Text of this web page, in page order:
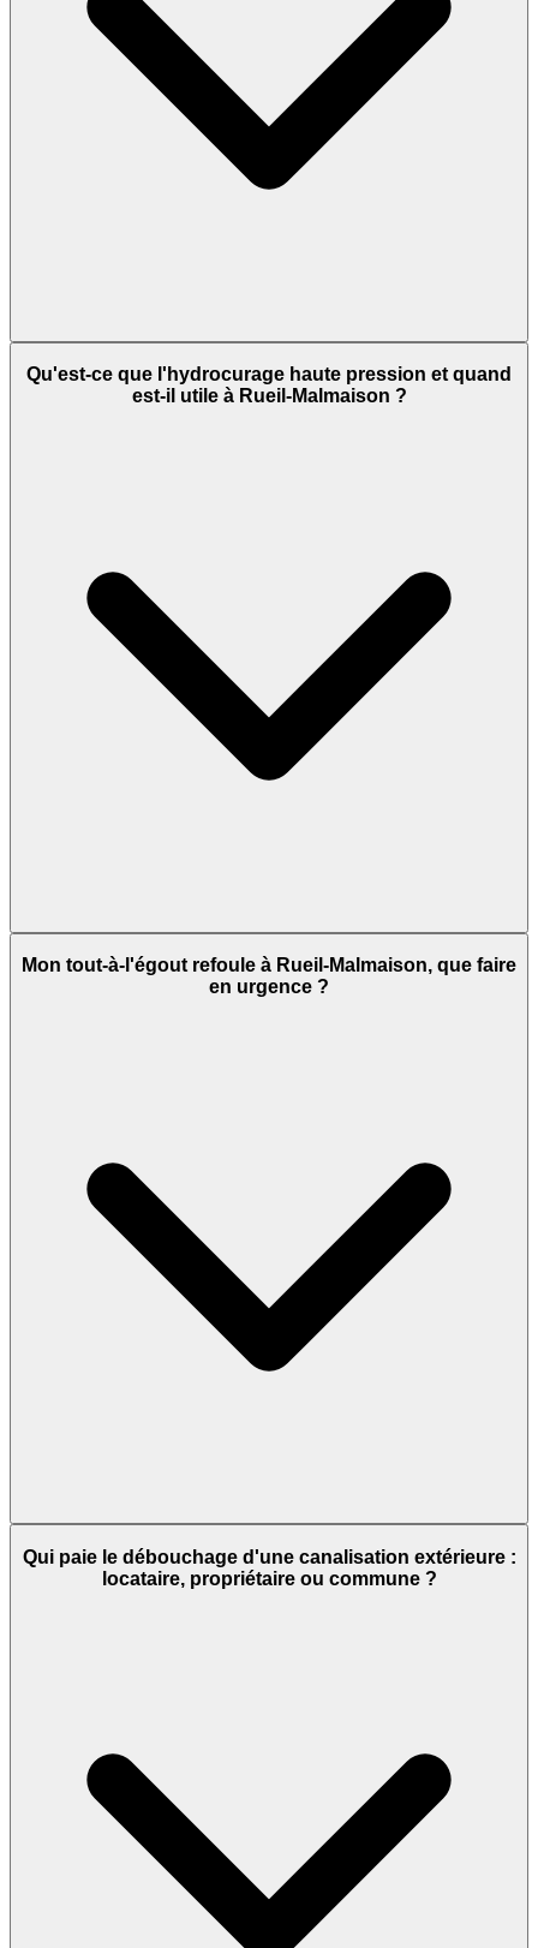
Qu'est-ce que l'hydrocurage haute pression et quand
est-il utile à Rueil-Malmaison ?
Mon tout-à-l'égout refoule à Rueil-Malmaison, que faire
en urgence ?
Qui paie le débouchage d'une canalisation extérieure :
locataire, propriétaire ou commune ?